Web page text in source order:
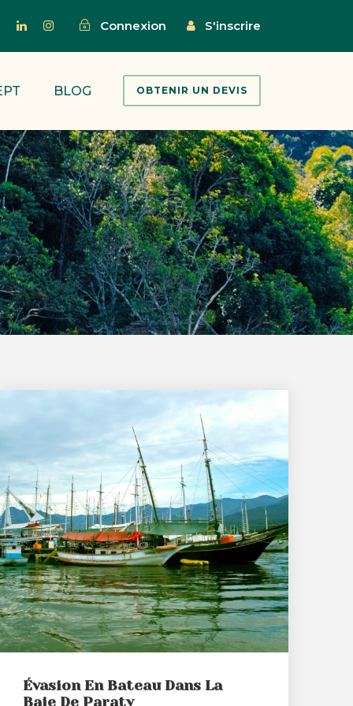
Connexion S'inscrire
BLOG OBTENIR UN DEVIS
Évasion En Bateau Dans La
Baie De Paraty